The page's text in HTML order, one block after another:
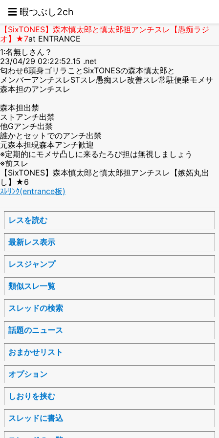
☰ 暇つぶし2ch
【SixTONES】森本慎太郎と慎太郎担アンチスレ【愚痴ラジ
オ】★7at ENTRANCE
1:名無しさん？
23/04/29 02:22:52.15 .net
匂わせ6頭身ゴリラことSixTONESの森本慎太郎と
メンバーアンチスレSTスレ愚痴スレ改善スレ常駐便乗モメサ
森本担のアンチスレ
森本担出禁
ストアンチ出禁
他Gアンチ出禁
誰かとセットでのアンチ出禁
元森本担現森本アンチ歓迎
※定期的にモメサ凸しに来るたろぴ担は無視しましょう
※前スレ
【SixTONES】森本慎太郎と慎太郎担アンチスレ【嫉妬丸出
し】★6
ｽﾚﾘﾝｸ(entrance板)
レスを読む
最新レス表示
レスジャンプ
類似スレ一覧
スレッドの検索
話題のニュース
おまかせリスト
オプション
しおりを挟む
スレッドに書込